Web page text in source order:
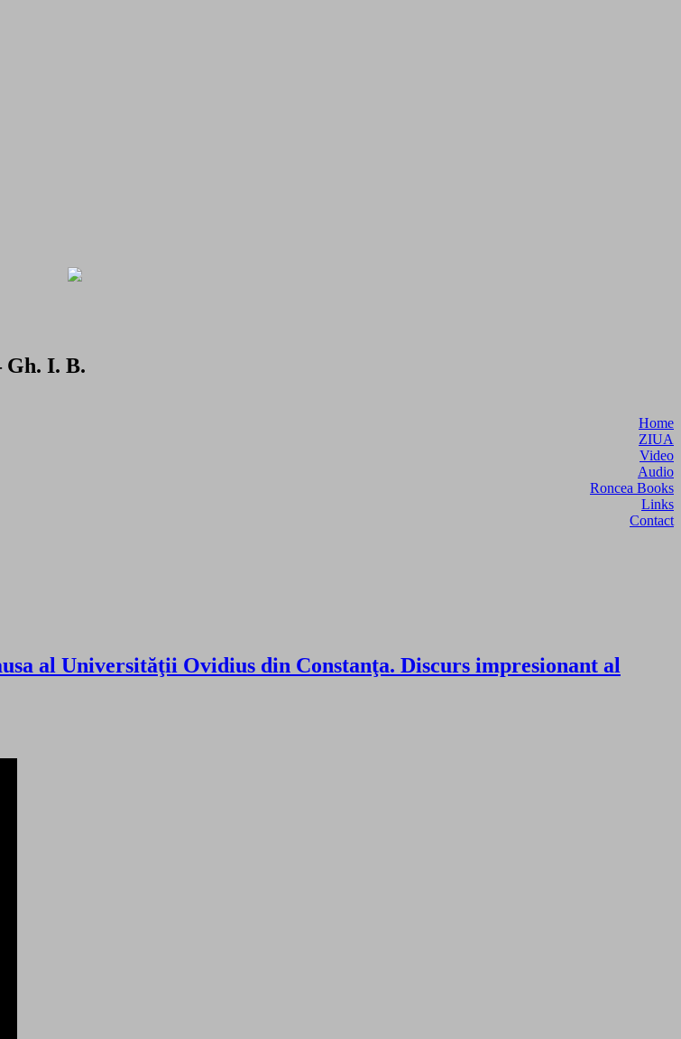
I. B.
Home
ZIUA
Video
Audio
Roncea Books
Links
Contact
al Universităţii Ovidius din Constanţa. Discurs impresionant al